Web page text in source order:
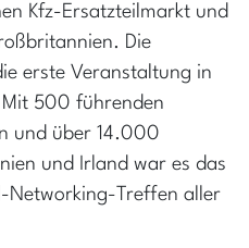
Kfz-Ersatzteilmarkt und
Die
erste Veranstaltung in
500 führenden
und über 14.000
und Irland war es das
Networking-Treffen aller